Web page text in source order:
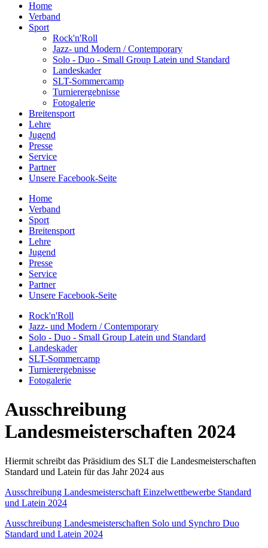
Home
Verband
Sport
Rock'n'Roll
Jazz- und Modern / Contemporary
Solo - Duo - Small Group Latein und Standard
Landeskader
SLT-Sommercamp
Turnierergebnisse
Fotogalerie
Breitensport
Lehre
Jugend
Presse
Service
Partner
Unsere Facebook-Seite
Home
Verband
Sport
Breitensport
Lehre
Jugend
Presse
Service
Partner
Unsere Facebook-Seite
Rock'n'Roll
Jazz- und Modern / Contemporary
Solo - Duo - Small Group Latein und Standard
Landeskader
SLT-Sommercamp
Turnierergebnisse
Fotogalerie
Ausschreibung
Landesmeisterschaften 2024
Hiermit schreibt das Präsidium des SLT die Landesmeisterschaften
Standard und Latein für das Jahr 2024 aus
Ausschreibung Landesmeisterschaft Einzelwettbewerbe Standard
und Latein 2024
Ausschreibung Landesmeisterschaften Solo und Synchro Duo
Standard und Latein 2024